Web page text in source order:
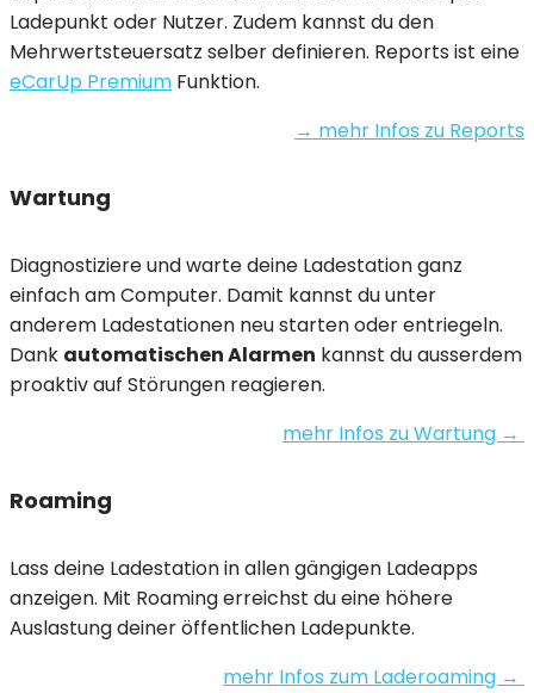
Ladepunkt oder Nutzer. Zudem kannst du den
Mehrwertsteuersatz selber definieren. Reports ist eine
eCarUp Premium Funktion.
→ mehr Infos zu Reports
Wartung
Diagnostiziere und warte deine Ladestation ganz
einfach am Computer. Damit kannst du unter
anderem Ladestationen neu starten oder entriegeln.
Dank automatischen Alarmen kannst du ausserdem
proaktiv auf Störungen reagieren.
mehr Infos zu Wartung →
Roaming
Lass deine Ladestation in allen gängigen Ladeapps
anzeigen. Mit Roaming erreichst du eine höhere
Auslastung deiner öffentlichen Ladepunkte.
mehr Infos zum Laderoaming →